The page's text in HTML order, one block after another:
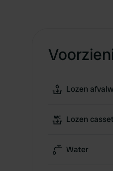
Lozen
Lozen
Water